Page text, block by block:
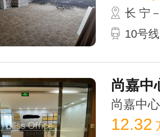
长 宁
10号
尚嘉中
尚嘉中
12.32